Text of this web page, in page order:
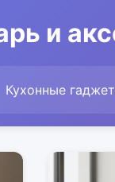
и
Кухонные